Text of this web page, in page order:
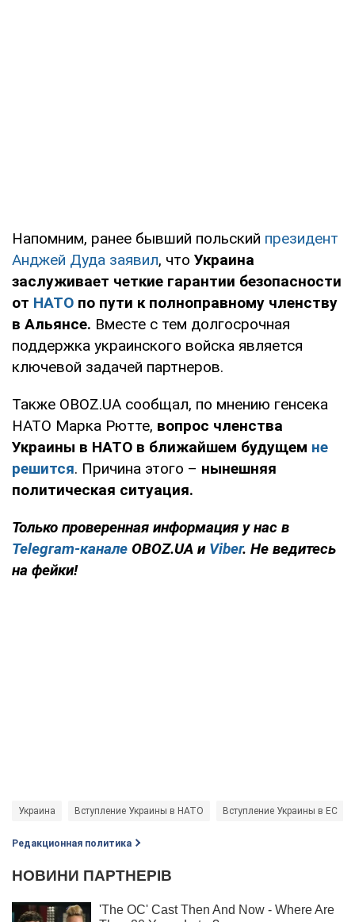
Напомним, ранее бывший польский президент
Анджей Дуда заявил, что Украина
заслуживает четкие гарантии безопасности
от НАТО по пути к полноправному членству
в Альянсе. Вместе с тем долгосрочная
поддержка украинского войска является
ключевой задачей партнеров.
Также OBOZ.UA сообщал, по мнению генсека
НАТО Марка Рютте, вопрос членства
Украины в НАТО в ближайшем будущем не
решится. Причина этого – нынешняя
политическая ситуация.
Только проверенная информация у нас в
Telegram-канале OBOZ.UA и Viber. Не ведитесь
на фейки!
Украина Вступление Украины в НАТО Вступление Украины в ЕС
Редакционная политика